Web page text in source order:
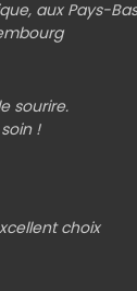
aux Pays-
sourire.
!
choix